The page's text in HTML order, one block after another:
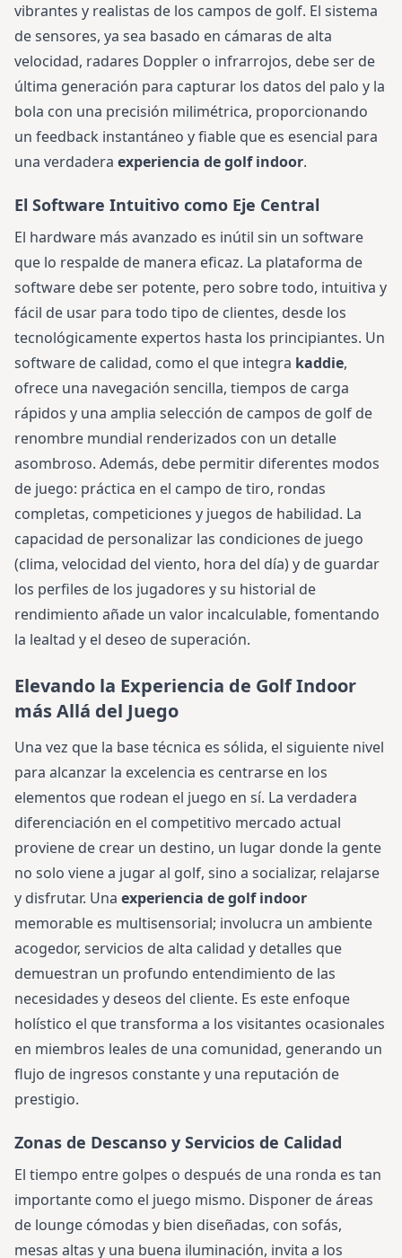
vibrantes y realistas de los campos de golf. El sistema
de sensores, ya sea basado en cámaras de alta
velocidad, radares Doppler o infrarrojos, debe ser de
última generación para capturar los datos del palo y la
bola con una precisión milimétrica, proporcionando
un feedback instantáneo y fiable que es esencial para
una verdadera experiencia de golf indoor.
El Software Intuitivo como Eje Central
El hardware más avanzado es inútil sin un software
que lo respalde de manera eficaz. La plataforma de
software debe ser potente, pero sobre todo, intuitiva y
fácil de usar para todo tipo de clientes, desde los
tecnológicamente expertos hasta los principiantes. Un
software de calidad, como el que integra kaddie,
ofrece una navegación sencilla, tiempos de carga
rápidos y una amplia selección de campos de golf de
renombre mundial renderizados con un detalle
asombroso. Además, debe permitir diferentes modos
de juego: práctica en el campo de tiro, rondas
completas, competiciones y juegos de habilidad. La
capacidad de personalizar las condiciones de juego
(clima, velocidad del viento, hora del día) y de guardar
los perfiles de los jugadores y su historial de
rendimiento añade un valor incalculable, fomentando
la lealtad y el deseo de superación.
Elevando la Experiencia de Golf Indoor
más Allá del Juego
Una vez que la base técnica es sólida, el siguiente nivel
para alcanzar la excelencia es centrarse en los
elementos que rodean el juego en sí. La verdadera
diferenciación en el competitivo mercado actual
proviene de crear un destino, un lugar donde la gente
no solo viene a jugar al golf, sino a socializar, relajarse
y disfrutar. Una experiencia de golf indoor
memorable es multisensorial; involucra un ambiente
acogedor, servicios de alta calidad y detalles que
demuestran un profundo entendimiento de las
necesidades y deseos del cliente. Es este enfoque
holístico el que transforma a los visitantes ocasionales
en miembros leales de una comunidad, generando un
flujo de ingresos constante y una reputación de
prestigio.
Zonas de Descanso y Servicios de Calidad
El tiempo entre golpes o después de una ronda es tan
importante como el juego mismo. Disponer de áreas
de lounge cómodas y bien diseñadas, con sofás,
mesas altas y una buena iluminación, invita a los